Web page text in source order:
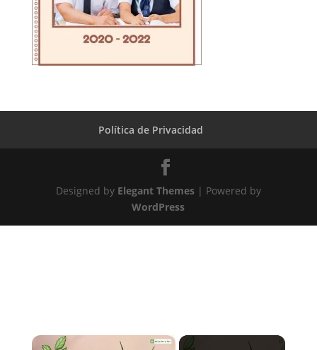
Política de Privacidad
Designed by Elegant Themes| Powered by
WordPress
×